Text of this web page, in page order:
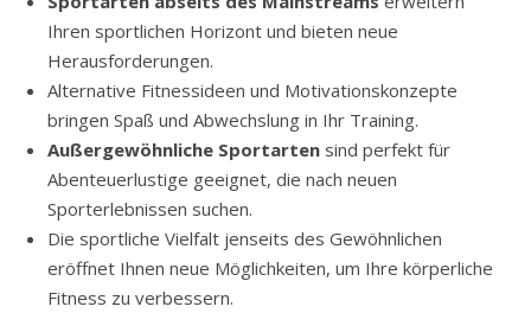
Ihren sportlichen Horizont und bieten neue
Herausforderungen.
Alternative Fitnessideen und Motivationskonzepte
bringen Spaß und Abwechslung in Ihr Training.
Außergewöhnliche Sportarten sind perfekt für
Abenteuerlustige geeignet, die nach neuen
Sporterlebnissen suchen.
Die sportliche Vielfalt jenseits des Gewöhnlichen
eröffnet Ihnen neue Möglichkeiten, um Ihre körperliche
Fitness zu verbessern.